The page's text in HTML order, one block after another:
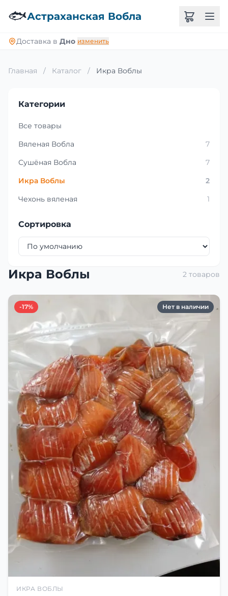
🐟Астраханская Вобла
Доставка в Дно изменить
Главная / Каталог / Икра Воблы
Категории
Все товары
Вяленая Вобла
7
Сушёная Вобла
7
Икра Воблы
2
Чехонь вяленая
1
Сортировка
Икра Воблы 2 товаров
-17% Нет в наличии
ИКРА ВОБЛЫ